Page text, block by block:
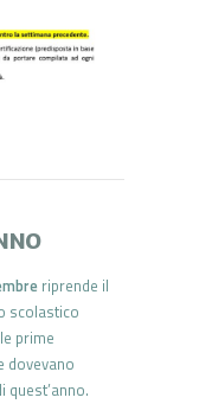
riprende il
scolastico
prime
dovevano
quest’anno.